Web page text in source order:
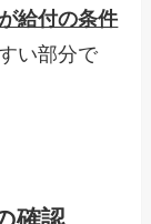
給付の条件
い部分で